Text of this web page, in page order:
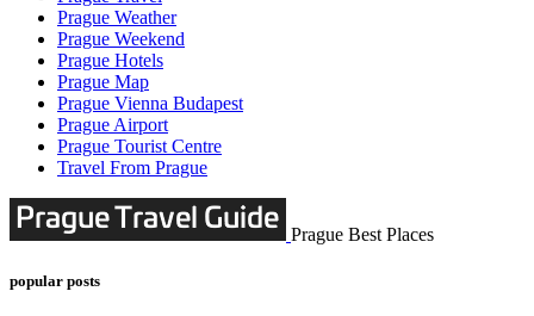
Prague Weather
Prague Weekend
Prague Hotels
Prague Map
Prague Vienna Budapest
Prague Airport
Prague Tourist Centre
Travel From Prague
Prague Best Places
popular posts